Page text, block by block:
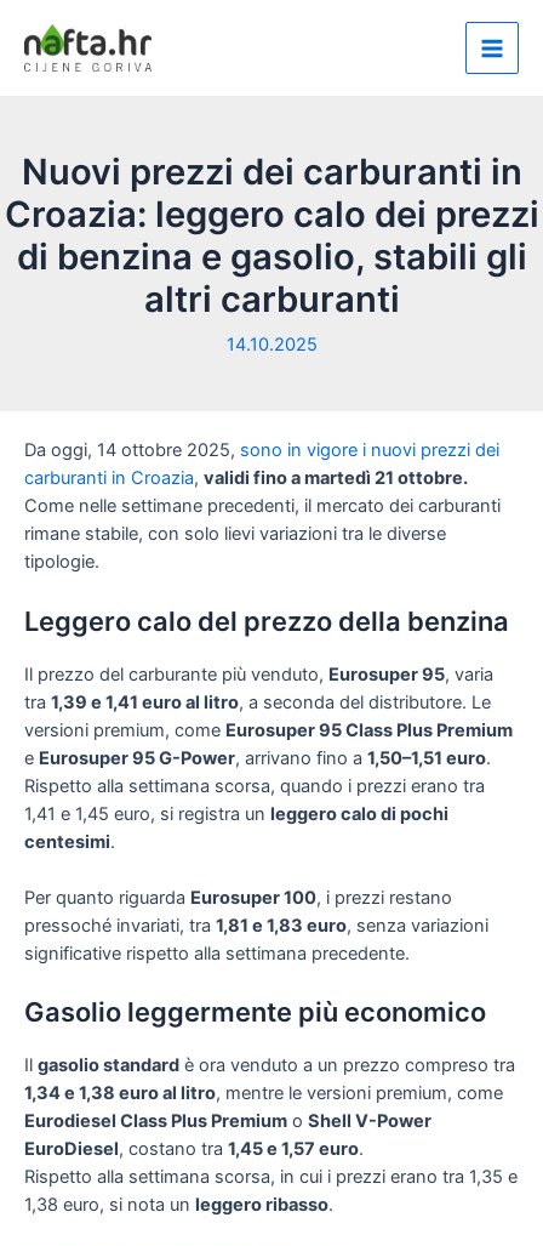
contenuto
Main
Nuovi prezzi dei carburanti in
Croazia: leggero calo dei prezzi
di benzina e gasolio, stabili gli
altri carburanti
14.10.2025
Da oggi, 14 ottobre 2025, sono in vigore i nuovi prezzi dei
carburanti in Croazia, validi fino a martedì 21 ottobre.
Come nelle settimane precedenti, il mercato dei carburanti
rimane stabile, con solo lievi variazioni tra le diverse
tipologie.
Leggero calo del prezzo della benzina
Il prezzo del carburante più venduto, Eurosuper 95, varia
tra 1,39 e 1,41 euro al litro, a seconda del distributore. Le
versioni premium, come Eurosuper 95 Class Plus Premium
e Eurosuper 95 G-Power, arrivano fino a 1,50–1,51 euro.
Rispetto alla settimana scorsa, quando i prezzi erano tra
1,41 e 1,45 euro, si registra un leggero calo di pochi
centesimi.
Per quanto riguarda Eurosuper 100, i prezzi restano
pressoché invariati, tra 1,81 e 1,83 euro, senza variazioni
significative rispetto alla settimana precedente.
Gasolio leggermente più economico
Il gasolio standard è ora venduto a un prezzo compreso tra
1,34 e 1,38 euro al litro, mentre le versioni premium, come
Eurodiesel Class Plus Premium o Shell V-Power
EuroDiesel, costano tra 1,45 e 1,57 euro.
Rispetto alla settimana scorsa, in cui i prezzi erano tra 1,35 e
1,38 euro, si nota un leggero ribasso.